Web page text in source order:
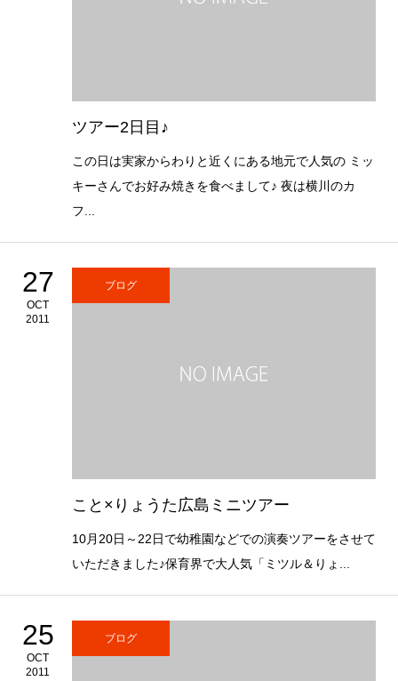
ツアー2日目♪
この日は実家からわりと近くにある地元で人気の ミッ
キーさんでお好み焼きを食べまして♪ 夜は横川のカ
フ...
27
OCT
2011
ブログ
こと×りょうた広島ミニツアー
10月20日～22日で幼稚園などでの演奏ツアーをさせて
いただきました♪保育界で大人気「ミツル＆りょ...
25
OCT
2011
ブログ